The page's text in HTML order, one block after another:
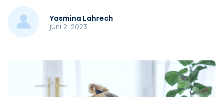
Yasmina Lahrech
juni 2, 2023